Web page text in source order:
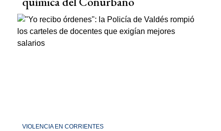
VIOLENCIA EN CORRIENTES